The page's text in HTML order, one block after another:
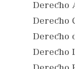
Derecho
Derecho
Derecho
Derecho